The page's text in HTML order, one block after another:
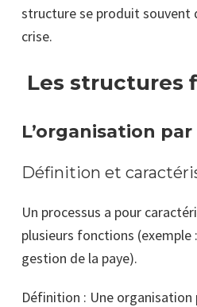
structure se produit souvent
crise.
Les structures
L’organisation
Définition et
Un processus a pour
plusieurs fonctions (exemple
gestion de la paye).
Définition : Une